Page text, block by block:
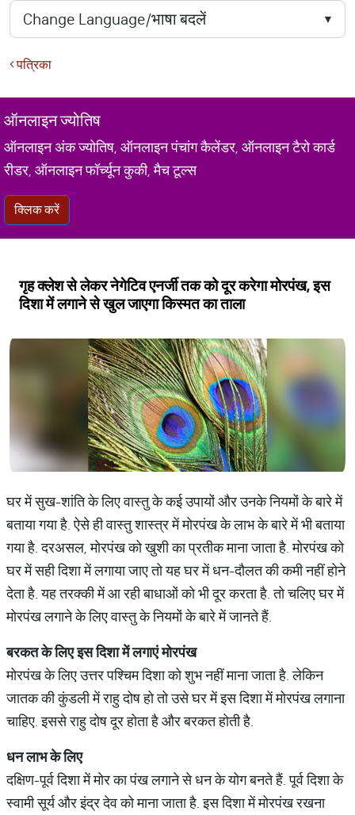
पत्रिका
ऑनलाइन ज्योतिष
ऑनलाइन अंक ज्योतिष, ऑनलाइन पंचांग कैलेंडर, ऑनलाइन टैरो कार्ड
रीडर, ऑनलाइन फॉर्च्यून कुकी, मैच टूल्स
क्लिक करें
गृह क्लेश से लेकर नेगेटिव एनर्जी तक को दूर करेगा मोरपंख, इस
दिशा में लगाने से खुल जाएगा किस्मत का ताला
घर में सुख-शांति के लिए वास्तु के कई उपायों और उनके नियमों के बारे में
बताया गया है. ऐसे ही वास्तु शास्त्र में मोरपंख के लाभ के बारे में भी बताया
गया है. दरअसल, मोरपंख को खुशी का प्रतीक माना जाता है. मोरपंख को
घर में सही दिशा में लगाया जाए तो यह घर में धन-दौलत की कमी नहीं होने
देता है. यह तरक्की में आ रही बाधाओं को भी दूर करता है. तो चलिए घर में
मोरपंख लगाने के लिए वास्तु के नियमों के बारे में जानते हैं.
बरकतकेलिएइसदिशामेंलगाएंमोरपंख
मोरपंख के लिए उत्तर पश्चिम दिशा को शुभ नहीं माना जाता है. लेकिन
जातक की कुंडली में राहु दोष हो तो उसे घर में इस दिशा में मोरपंख लगाना
चाहिए. इससे राहु दोष दूर होता है और बरकत होती है.
धनलाभकेलिए
दक्षिण-पूर्व दिशा में मोर का पंख लगाने से धन के योग बनते हैं. पूर्व दिशा के
स्वामी सूर्य और इंद्र देव को माना जाता है. इस दिशा में मोरपंख रखना